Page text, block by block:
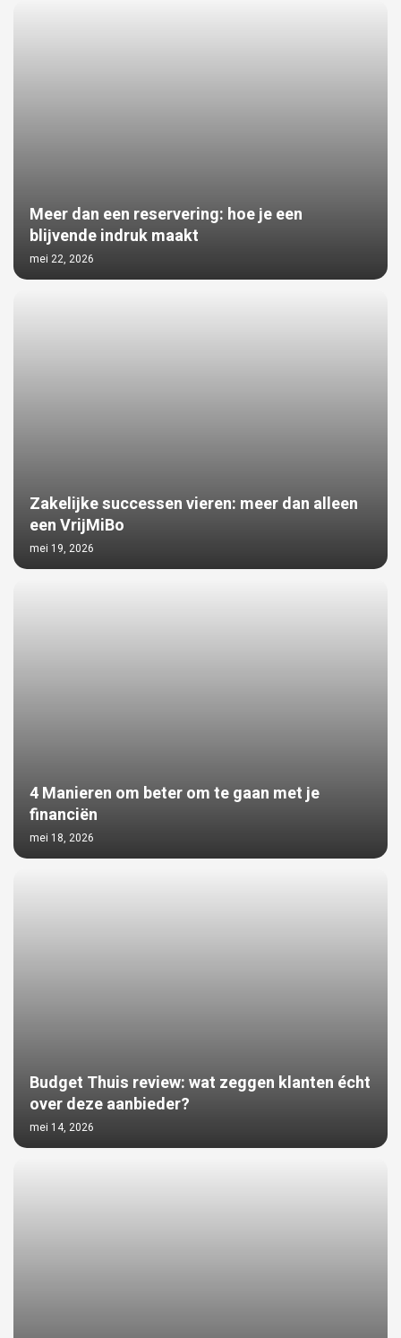
Meer dan een reservering: hoe je een
blijvende indruk maakt
mei 22, 2026
Zakelijke successen vieren: meer dan alleen
een VrijMiBo
mei 19, 2026
4 Manieren om beter om te gaan met je
financiën
mei 18, 2026
Budget Thuis review: wat zeggen klanten écht
over deze aanbieder?
mei 14, 2026